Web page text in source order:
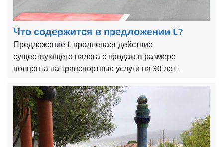
Что содержится в предложении L?
Предложение L продлевает действие
существующего налога с продаж в размере
полцента на транспортные услуги на 30 лет...